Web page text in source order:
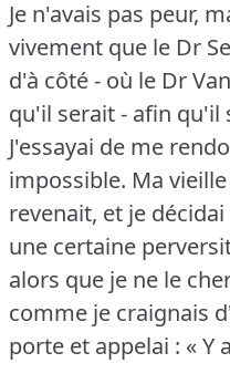
Je n'avais pas peur,
vivement que le Dr
d'à côté - où le Dr
qu'il serait - afin qu'il
J'essayai de me
impossible. Ma
revenait, et je
une certaine
alors que je ne le
comme je craignais
porte et appelai : « Y